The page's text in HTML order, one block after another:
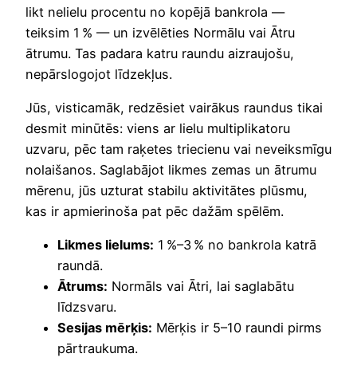
likt nelielu procentu no kopējā bankrola —
teiksim 1 % — un izvēlēties Normālu vai Ātru
ātrumu. Tas padara katru raundu aizraujošu,
nepārslogojot līdzekļus.
Jūs, visticamāk, redzēsiet vairākus raundus tikai
desmit minūtēs: viens ar lielu multiplikatoru
uzvaru, pēc tam raķetes triecienu vai neveiksmīgu
nolaišanos. Saglabājot likmes zemas un ātrumu
mērenu, jūs uzturat stabilu aktivitātes plūsmu,
kas ir apmierinoša pat pēc dažām spēlēm.
Likmes lielums: 1 %–3 % no bankrola katrā
raundā.
Ātrums: Normāls vai Ātri, lai saglabātu
līdzsvaru.
Sesijas mērķis: Mērķis ir 5–10 raundi pirms
pārtraukuma.